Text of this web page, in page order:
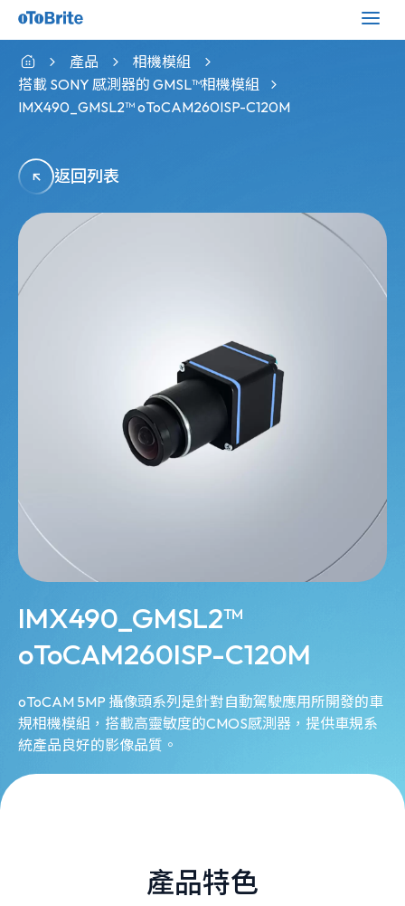
產品
相機模組
搭載 SONY 感測器的 GMSL™相機模組
IMX490_GMSL2™ oToCAM260ISP-C120M
返回列表
IMX490_GMSL2™
oToCAM260ISP-C120M
oToCAM 5MP 攝像頭系列是針對自動駕駛應用所開發的車
規相機模組，搭載高靈敏度的CMOS感測器，提供車規系
統產品良好的影像品質。
產品特色